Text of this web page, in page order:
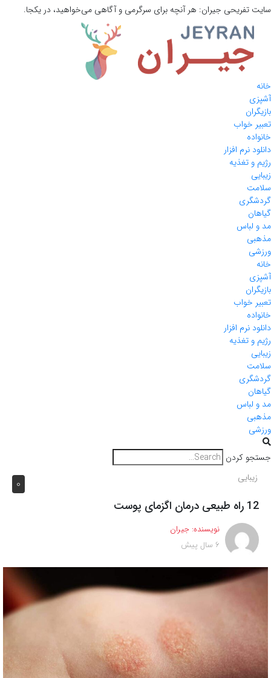
سایت تفریحی جیران: هر آنچه برای سرگرمی و آگاهی می‌خواهید، در یکجا.
خانه
آشپزی
بازیگران
تعبیر خواب
خانواده
دانلود نرم افزار
رژیم و تغذیه
زیبایی
سلامت
گردشگری
گیاهان
مد و لباس
مذهبی
ورزشی
خانه
آشپزی
بازیگران
تعبیر خواب
خانواده
دانلود نرم افزار
رژیم و تغذیه
زیبایی
سلامت
گردشگری
گیاهان
مد و لباس
مذهبی
ورزشی
جستجو کردن
0 زیبایی
12 راه طبیعی درمان اگزمای پوست
نویسنده: جیران
6 سال پیش